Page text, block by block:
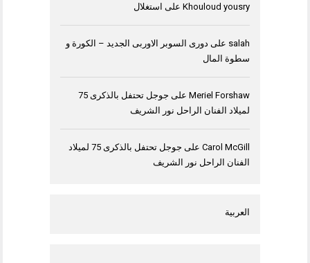
Khouloud yousry على استغلال
salah على دورى السوبر الاوربى الجديد – الكورة و
سطوة المال
Meriel Forshaw على
جوجل تحتفل بالذكرى 75
لميلاد الفنان الراحل نور الشريف
Carol McGill على
جوجل تحتفل بالذكرى 75 لميلاد
الفنان الراحل نور الشريف
العربية